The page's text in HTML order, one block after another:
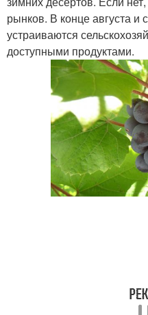
рынков. В конце августа и
устраиваются
доступными продуктами.